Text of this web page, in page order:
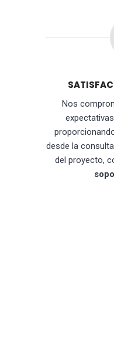
Nos
desde la
del proyecto,